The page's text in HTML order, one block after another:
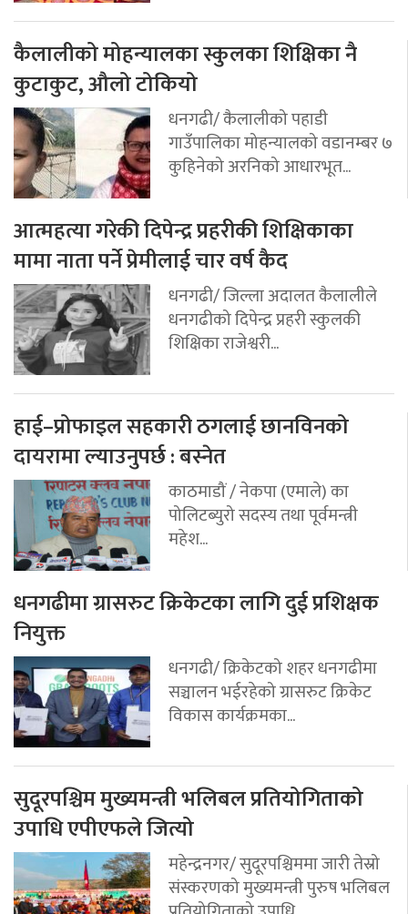
कैलालीको मोहन्यालका स्कुलका शिक्षिका नै
कुटाकुट, औलो टोकियो
धनगढी/ कैलालीको पहाडी
गाउँपालिका मोहन्यालको वडानम्बर ७
कुहिनेको अरनिको आधारभूत...
आत्महत्या गरेकी दिपेन्द्र प्रहरीकी शिक्षिकाका
मामा नाता पर्ने प्रेमीलाई चार वर्ष कैद
धनगढी/ जिल्ला अदालत कैलालीले
धनगढीको दिपेन्द्र प्रहरी स्कुलकी
शिक्षिका राजेश्वरी...
हाई–प्रोफाइल सहकारी ठगलाई छानविनको
दायरामा ल्याउनुपर्छ : बस्नेत
काठमाडौं / नेकपा (एमाले) का
पोलिटब्युरो सदस्य तथा पूर्वमन्त्री
महेश...
धनगढीमा ग्रासरुट क्रिकेटका लागि दुई प्रशिक्षक
नियुक्त
धनगढी/ क्रिकेटको शहर धनगढीमा
सञ्चालन भईरहेको ग्रासरुट क्रिकेट
विकास कार्यक्रमका...
सुदूरपश्चिम मुख्यमन्त्री भलिबल प्रतियोगिताको
उपाधि एपीएफले जित्यो
महेन्द्रनगर/ सुदूरपश्चिममा जारी तेस्रो
संस्करणको मुख्यमन्त्री पुरुष भलिबल